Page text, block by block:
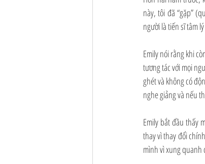
này, tôi đã “gặp”
người là tiến sĩ tâm
Emily nói rằng khi
tương tác với mọi
ghét và không có
nghe giảng và nếu
Emily bắt đầu thấy
thay vì thay đổi
mình vì xung quanh